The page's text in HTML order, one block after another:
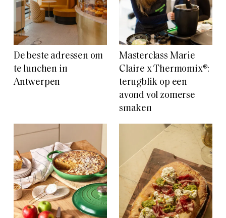
De beste adressen om
te lunchen in
Antwerpen
Masterclass Marie
Claire x Thermomix®:
terugblik op een
avond vol zomerse
smaken